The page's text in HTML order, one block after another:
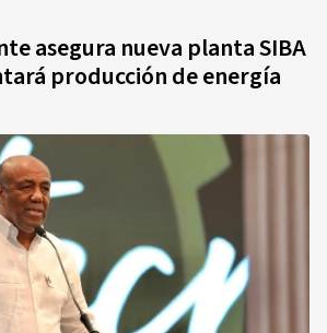
asegura nueva planta SIBA
producción de energía